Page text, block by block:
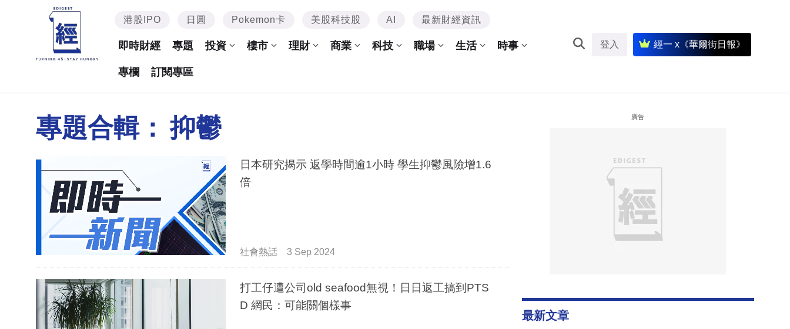
港股IPO 日圓 Pokemon卡 美股科技股 AI 最新財經資訊
即時財經 專題 投資 樓市 理財 商業 科技 職場 生活 時事
專欄 訂閱專區
登入 經一 x《華爾街日報》
專題合輯： 抑鬱
日本研究揭示 返學時間逾1小時 學生抑鬱風險增1.6
倍
社會熱話 3 Sep 2024
打工仔遭公司old seafood無視！日日返工搞到PTS
D 網民：可能關個樣事
廣告
最新文章